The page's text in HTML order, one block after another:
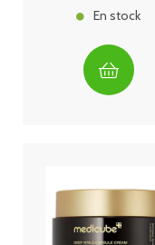
En stock